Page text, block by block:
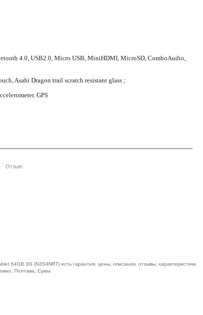
4.0, USB2.0, Micro USB, MiniHDMI, MicroSD, ComboAudio,
Asahi Dragon trail scratch resistant glass ;
GPS
Отзыв:
64GB 3G (N3S4NRT) есть гарантия, цены, описания, отзывы, характеристики.
Полтава, Сумы.